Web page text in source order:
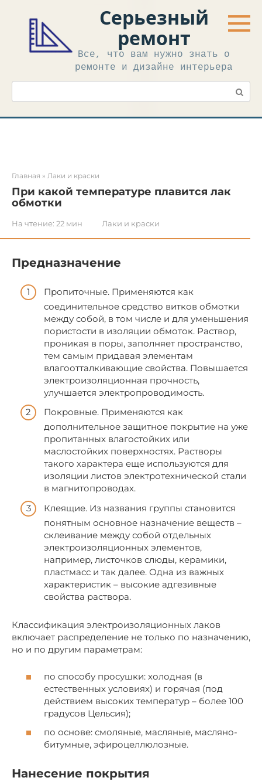
контенту
Серьезный
ремонт
Все, что вам нужно знать о
ремонте и дизайне интерьера
Поиск:
Главная » Лаки и краски
При какой температуре плавится лак
обмотки
На чтение: 22 мин Лаки и краски
Предназначение
Пропиточные. Применяются как
соединительное средство витков обмотки
между собой, в том числе и для уменьшения
пористости в изоляции обмоток. Раствор,
проникая в поры, заполняет пространство,
тем самым придавая элементам
влагоотталкивающие свойства. Повышается
электроизоляционная прочность,
улучшается электропроводимость.
Покровные. Применяются как
дополнительное защитное покрытие на уже
пропитанных влагостойких или
маслостойких поверхностях. Растворы
такого характера еще используются для
изоляции листов электротехнической стали
в магнитопроводах.
Клеящие. Из названия группы становится
понятным основное назначение веществ –
склеивание между собой отдельных
электроизоляционных элементов,
например, листочков слюды, керамики,
пластмасс и так далее. Одна из важных
характеристик – высокие адгезивные
свойства раствора.
Классификация электроизоляционных лаков
включает распределение не только по назначению,
но и по другим параметрам:
по способу просушки: холодная (в
естественных условиях) и горячая (под
действием высоких температур – более 100
градусов Цельсия);
по основе: смоляные, масляные, масляно-
битумные, эфироцеллюлозные.
Нанесение покрытия